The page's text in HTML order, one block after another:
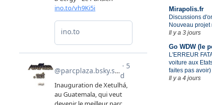
Mirapolis.fr
Discussions
Nouveau projet
Il y a 3 jours
Go WDW (le
L'ERREUR
voiture aux
faites pas avoir)
Il y a 4 jours